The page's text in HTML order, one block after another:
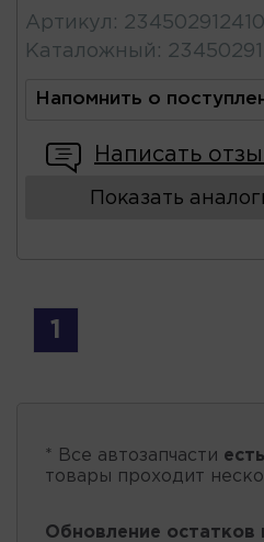
Артикул :
Каталожный :
Напомнить о
Написать
Показать
1
* Все автозапчасти
товары проходит
Обновление остатков